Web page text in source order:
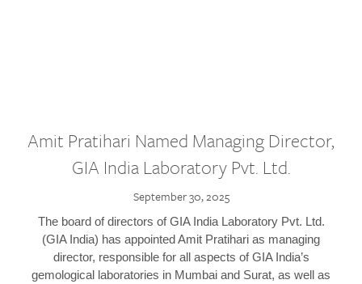
Amit Pratihari Named Managing Director,
GIA India Laboratory Pvt. Ltd.
September 30, 2025
The board of directors of GIA India Laboratory Pvt. Ltd.
(GIA India) has appointed Amit Pratihari as managing
director, responsible for all aspects of GIA India’s
gemological laboratories in Mumbai and Surat, as well as